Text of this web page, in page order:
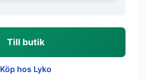
Till butik
Köp hos Lyko